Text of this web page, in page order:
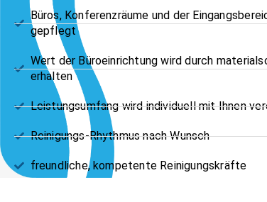
Büros, Konferenzräume und der
gepflegt
Wert der Büroeinrichtung wird durch
erhalten
Leistungsumfang wird individuell mit Ihnen
Reinigungs-Rhythmus nach Wunsch
freundliche, kompetente Reinigungskräfte